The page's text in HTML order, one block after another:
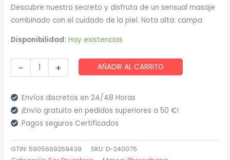
Descubre nuestro secreto y disfruta de un sensual masaje
combinado con el cuidado de la piel. Nota alta: campa
Disponibilidad: Hay existencias
-
Pherostrong
-
de
Masaje
para
Mujer
100
+ AÑADIR AL CARRITO
Envíos discretos en 24/48 Horas
¡Envío gratuito en pedidos superiores a 50 €!
Pagos seguros Certificados
GTIN: 5905669259439 SKU: D-240075